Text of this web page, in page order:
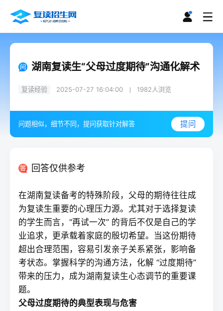
湖南复读生“父母过度期待”沟通化解术
复读经验 2025-07-27 16:04:00 1982人浏览
问题相似，细节不同，提问获取针对解答 提问
回答仅供参考
在湖南复读备考的特殊阶段，父母的期待往往成
为复读生重要的心理压力源。尤其对于选择复读
的学生而言，“再试一次” 的背后不仅是自己的学
业追求，更承载着家庭的殷切希望。当这份期待
超出合理范围，容易引发亲子关系紧张，影响备
考状态。掌握科学的沟通方法，化解 “过度期待”
带来的压力，成为湖南复读生心态调节的重要课
题。
父母过度期待的典型表现与危害